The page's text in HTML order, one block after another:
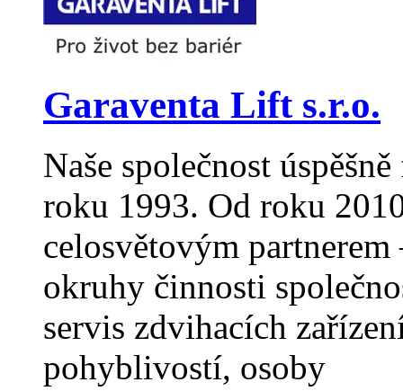
Garaventa Lift s.r.o.
Naše společnost
roku 1993. Od roku
celosvětovým
okruhy činnosti
servis zdvihacích
pohyblivostí, osoby